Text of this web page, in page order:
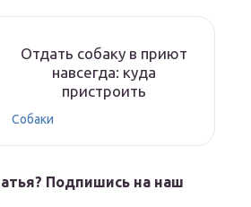
Отдать собаку в приют
навсегда: куда
пристроить
Собаки
Подпишись на наш